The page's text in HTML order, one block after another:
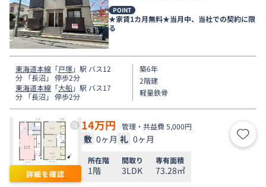
POINT
★家賃1カ月無料★当月中、当社での契約に限
る
東海道本線 「戸塚」駅 バス12
分 「長沼」 停歩2分
東海道本線 「大船」駅 バス17
分 「長沼」 停歩2分
築6年
2階建
軽量鉄骨
詳細を確認
14万円 管理・共益費 5,000円
敷 0ヶ月 礼 0ヶ月 お気
所在階
1階
間取り
3LDK
専有面積
73.28㎡